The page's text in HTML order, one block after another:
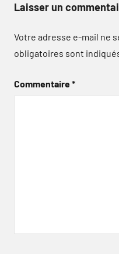
Laisser un
Votre adresse e-mail ne
obligatoires sont
Commentaire*